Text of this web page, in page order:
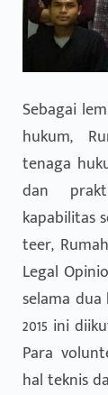
Sebagai
hukum,
tenaga
dan
kapabilitas
teer,
Legal
selama dua
2015 ini
Para
hal teknis